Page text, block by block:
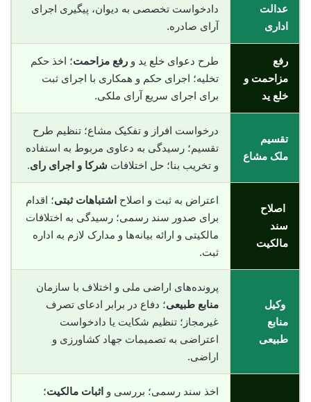
عدالت
اداری
دادخواست تخصصی به دیوان، پیگیری اجرای
آرای صادره.
رفع
مزاحمت و
خلع ید
طرح دعوای خلع ید و رفع مزاحمت؛ اخذ حکم
تخلیه؛ اجرای حکم و همکاری با اجرای ثبت
برای اجرای سریع آرای ملکی.
تقسیم
ملک مشاع
درخواست افراز و تفکیک مشاع؛ تنظیم طرح
تقسیم؛ رسیدگی به دعاوی مربوط به استفاده
و تخریب بنا؛ حل اختلافات شرکا و اجرای رای.
اصلاح
سند
مالکیت
اعتراض به ثبت و اصلاح اشتباهات ثبتی؛ اقدام
برای صدور سند رسمی؛ رسیدگی به اختلافات
مالکیتی و ارائه بیانه‌ها و مدارک لازم به اداره
ثبت.
وکیل
منابع
طبیعی
پرونده‌های اراضی ملی و اختلاف با سازمان
منابع طبیعی؛ دفاع در برابر ادعای تصرف
غیرمجاز؛ تنظیم شکایت یا دادخواست
اعتراضی به تصمیمات جهاد کشاورزی و
اراضی.
اخذ سند رسمی؛ بررسی و اثبات مالکیت؛